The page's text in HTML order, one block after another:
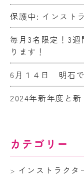
保護中: インスト
毎月3名限定！3
ります！
6月１４日 明石
2024年新年度と
カテゴリー
インストラクタ